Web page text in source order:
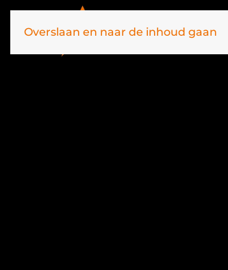
Overslaan en naar de inhoud gaan